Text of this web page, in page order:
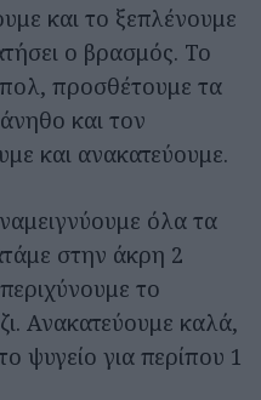
και το ξεπλένουμε
ο βρασμός. Το
προσθέτουμε τα
και τον
και ανακατεύουμε.
όλα τα
στην άκρη 2
το
Ανακατεύουμε καλά,
ψυγείο για περίπου 1